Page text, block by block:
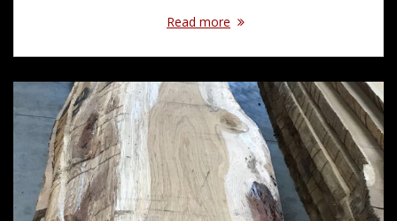
Read more